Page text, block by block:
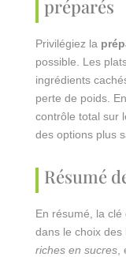
préparés
Privilégiez la
possible. Les
ingrédients
perte de poids.
contrôle total sur
des options plus
Résumé
En résumé, la clé
dans le choix des
riches en sucres,